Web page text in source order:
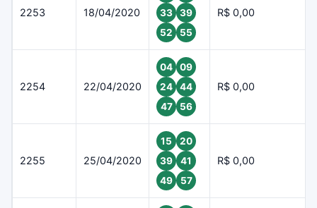
2253 18/04/2020
33
39
52
55
R$ 0,00
2254 22/04/2020
04
09
24
44
47
56
R$ 0,00
2255 25/04/2020
15
20
39
41
49
57
R$ 0,00